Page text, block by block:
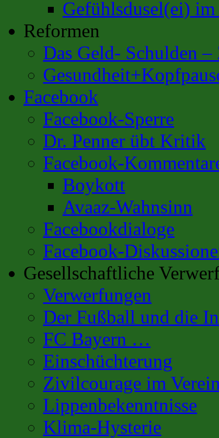
Gefühlsdusel(ei)
Reformen
Das Geld- Schulden –
Facebook
Facebook-Sperre
Dr. Penner übt Kritik
Facebook-
Boykott
Avaaz-Wahnsinn
Facebookdialoge
Facebook-
Gesellschaftliche
Verwerfungen
Der Fußball und die
FC Bayern …
Einschüchterung
Zivilcourage im
Lippenbekenntnisse
Klima-Hysterie